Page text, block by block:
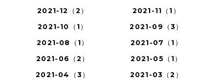
2021-12（2）
2021-11（1）
2021-10（1）
2021-09（3）
2021-08（1）
2021-07（1）
2021-06（2）
2021-05（1）
2021-04（3）
2021-03（2）